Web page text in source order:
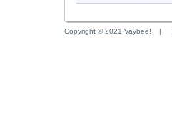
Copyright © 2021 Vaybee! |